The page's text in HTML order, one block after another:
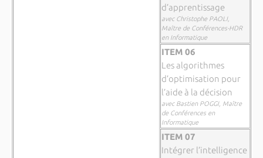
d’apprentissage
avec Christophe PAOLI,
Maître de Conférences-HDR
en Informatique
ITEM 06
Les algorithmes
d’optimisation pour
l’aide à la décision
avec Bastien POGGI, Maître
de Conférences en
Informatique
ITEM 07
Intégrer l’intelligence